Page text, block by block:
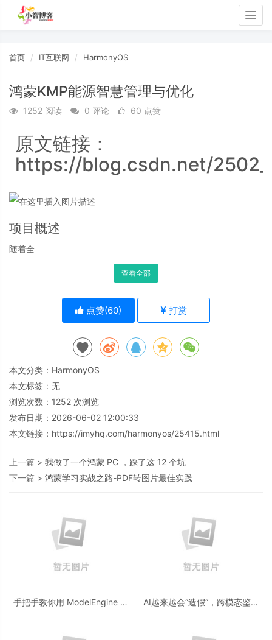
首页 IT互联网 HarmonyOS
鸿蒙KMP能源智慧管理与优化
1252 阅读 0 评论 60 点赞
原文链接：
https://blog.csdn.net/
项目概述
随着全
查看全部
点赞(60) 打赏
本文分类： HarmonyOS
本文标签：无
浏览次数： 1252 次浏览
发布日期：2026-06-02 12:00:33
本文链接： https://imyhq.com/harmonyos/25415.html
上一篇 > 我做了一个鸿蒙 PC ，踩了这 12 个坑
下一篇 > 鸿蒙学习实战之路-PDF转图片最佳实践
手把手教你用 ModelEngine 打
AI越来越会“造假“，跨模态鉴伪